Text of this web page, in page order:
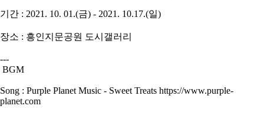
기간 : 2021. 10. 01.(금) - 2021. 10.17.(일)
장소 : 흥인지문공원 도시갤러리
---
BGM
Song : Purple Planet Music - Sweet Treats https://www.purple-
planet.com